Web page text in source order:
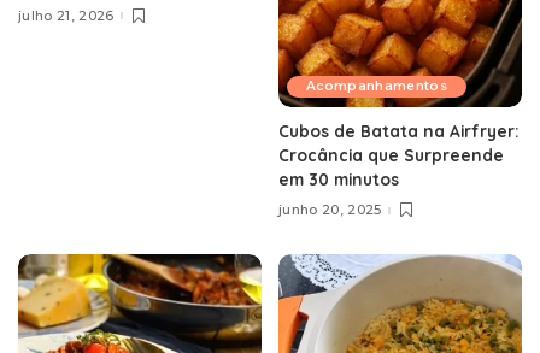
julho 21, 2026
Acompanhamentos
Cubos de Batata na Airfryer:
Crocância que Surpreende
em 30 minutos
junho 20, 2025